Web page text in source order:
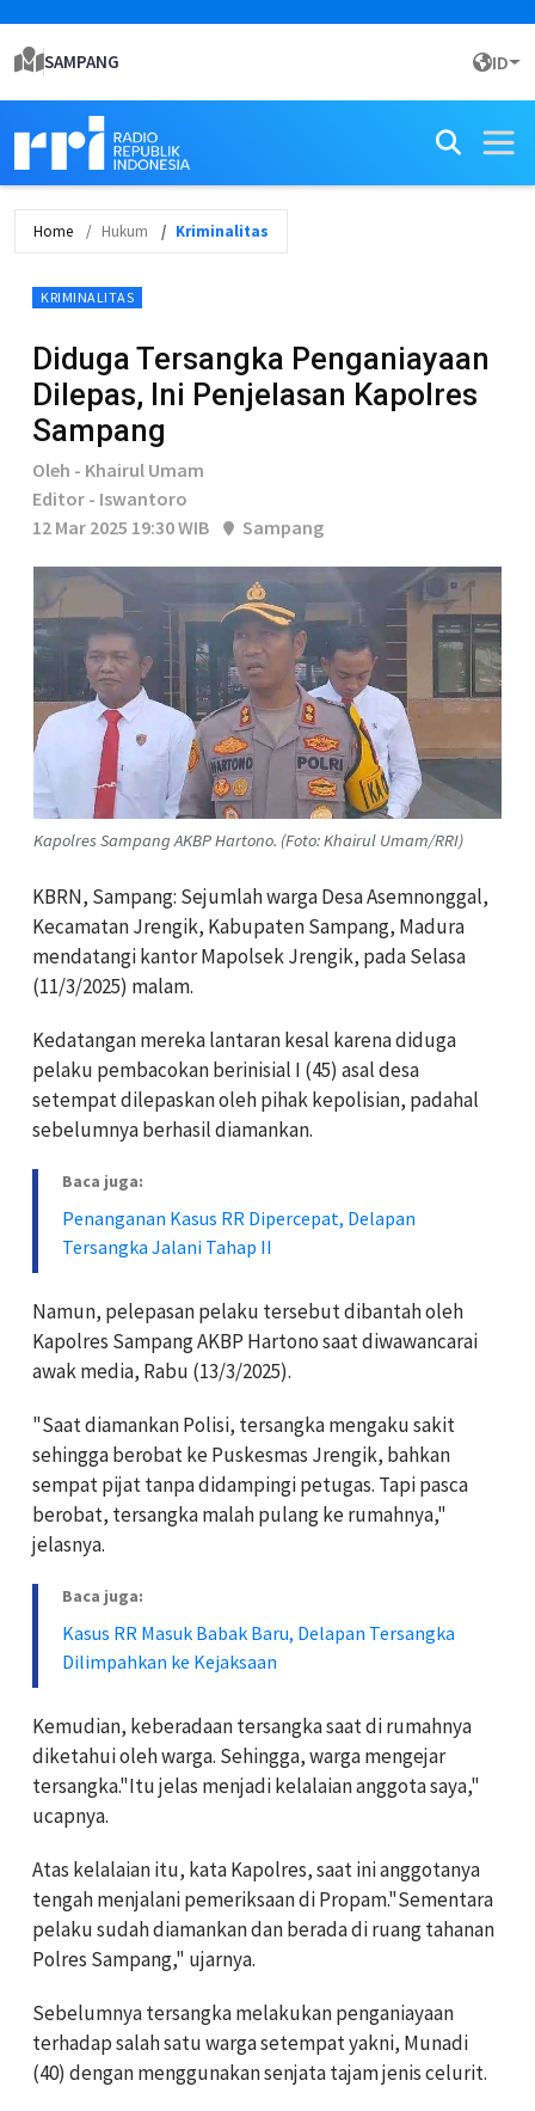
SAMPANG ID
Home Hukum Kriminalitas
KRIMINALITAS
Diduga Tersangka Penganiayaan
Dilepas, Ini Penjelasan Kapolres
Sampang
Oleh - Khairul Umam
Editor - Iswantoro
12 Mar 2025 19:30 WIB
Sampang
Kapolres Sampang AKBP Hartono. (Foto: Khairul Umam/RRI)
KBRN, Sampang: Sejumlah warga Desa Asemnonggal,
Kecamatan Jrengik, Kabupaten Sampang, Madura
mendatangi kantor Mapolsek Jrengik, pada Selasa
(11/3/2025) malam.
Kedatangan mereka lantaran kesal karena diduga
pelaku pembacokan berinisial I (45) asal desa
setempat dilepaskan oleh pihak kepolisian, padahal
sebelumnya berhasil diamankan.
Baca juga:
Penanganan Kasus RR Dipercepat, Delapan
Tersangka Jalani Tahap II
Namun, pelepasan pelaku tersebut dibantah oleh
Kapolres Sampang AKBP Hartono saat diwawancarai
awak media, Rabu (13/3/2025).
"Saat diamankan Polisi, tersangka mengaku sakit
sehingga berobat ke Puskesmas Jrengik, bahkan
sempat pijat tanpa didampingi petugas. Tapi pasca
berobat, tersangka malah pulang ke rumahnya,"
jelasnya.
Baca juga:
Kasus RR Masuk Babak Baru, Delapan Tersangka
Dilimpahkan ke Kejaksaan
Kemudian, keberadaan tersangka saat di rumahnya
diketahui oleh warga. Sehingga, warga mengejar
tersangka."Itu jelas menjadi kelalaian anggota saya,"
ucapnya.
Atas kelalaian itu, kata Kapolres, saat ini anggotanya
tengah menjalani pemeriksaan di Propam."Sementara
pelaku sudah diamankan dan berada di ruang tahanan
Polres Sampang," ujarnya.
Sebelumnya tersangka melakukan penganiayaan
terhadap salah satu warga setempat yakni, Munadi
(40) dengan menggunakan senjata tajam jenis celurit.